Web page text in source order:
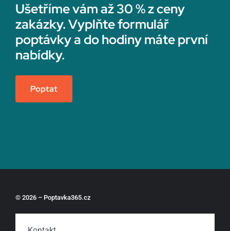
Ušetříme vám až 30 % z ceny
zakázky. Vyplňte formulář
poptávky a do hodiny máte první
nabídky.
Poptat
© 2026 – Poptavka365.cz